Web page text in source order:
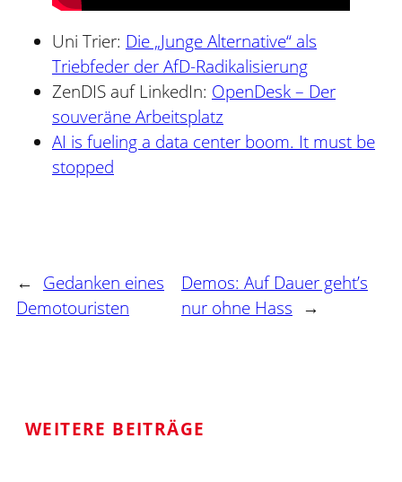
Uni Trier: Die „Junge Alternative“ als
Triebfeder der AfD-Radikalisierung
ZenDIS auf LinkedIn: OpenDesk – Der
souveräne Arbeitsplatz
AI is fueling a data center boom. It must be
stopped
← Gedanken eines
Demotouristen
Demos: Auf Dauer geht’s
nur ohne Hass →
WEITERE BEITRÄGE